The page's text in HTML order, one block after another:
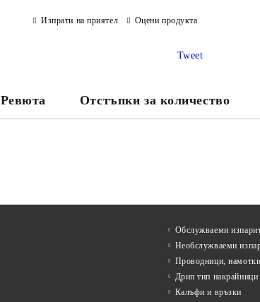
Изпрати на приятел Оцени продукта
Tweet
Ревюта Отстъпки за количество
Обслужваеми
Необслужваеми
Проводници,
Дрип тип
Калъфи и връзки